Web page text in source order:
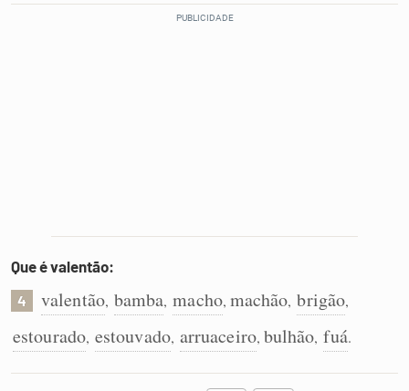
Que é valentão:
4 valentão, bamba, macho, machão, brigão,
estourado, estouvado, arruaceiro, bulhão, fuá.